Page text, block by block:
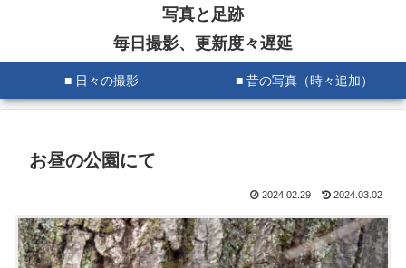
写真と足跡
毎日撮影、更新度々遅延
■ 日々の撮影 ■ 昔の写真（時々追加）
お昼の公園にて
2024.02.29 2024.03.02